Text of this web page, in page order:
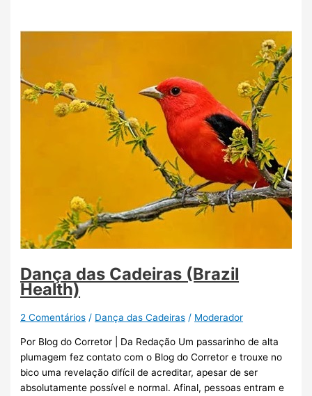
Dança das Cadeiras (Brazil
Health)
2 Comentários / Dança das Cadeiras / Moderador
Por Blog do Corretor | Da Redação Um passarinho de alta
plumagem fez contato com o Blog do Corretor e trouxe no
bico uma revelação difícil de acreditar, apesar de ser
absolutamente possível e normal. Afinal, pessoas entram e